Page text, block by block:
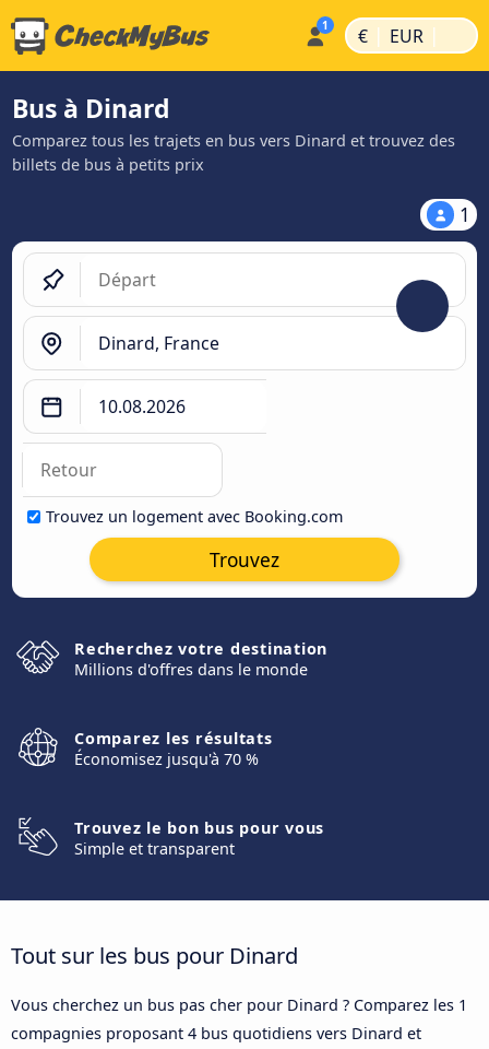
€ | EUR |
Bus à Dinard
Comparez tous les trajets en bus vers Dinard et trouvez des
billets de bus à petits prix
1
Trouvez un logement avec Booking.com
Trouvez
Recherchez votre destination
Millions d'offres dans le monde
Comparez les résultats
Économisez jusqu'à 70 %
Trouvez le bon bus pour vous
Simple et transparent
Tout sur les bus pour Dinard
Vous cherchez un bus pas cher pour Dinard ? Comparez les 1
compagnies proposant 4 bus quotidiens vers Dinard et